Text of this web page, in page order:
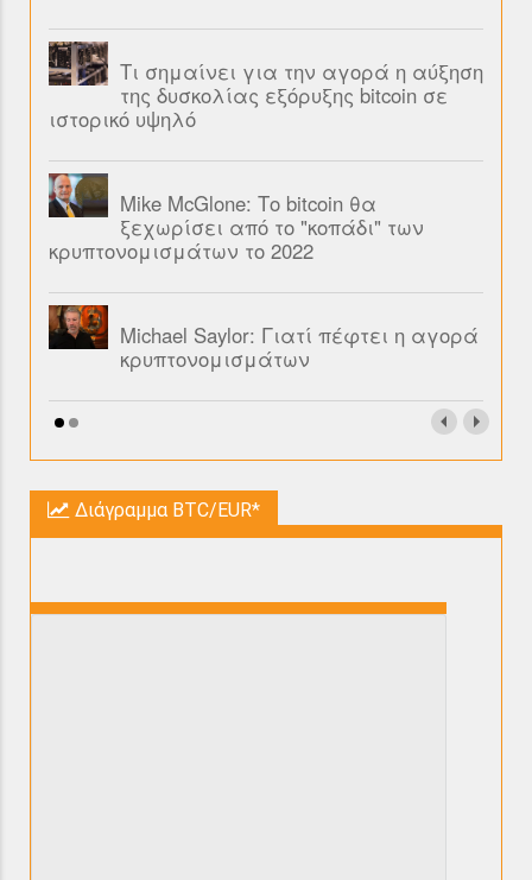
Τι σημαίνει για την αγορά η αύξηση
της δυσκολίας εξόρυξης bitcoin σε
ιστορικό υψηλό
Mike McGlone: Το bitcoin θα
ξεχωρίσει από το "κοπάδι" των
κρυπτονομισμάτων το 2022
Michael Saylor: Γιατί πέφτει η αγορά
κρυπτονομισμάτων
Διάγραμμα BTC/EUR*